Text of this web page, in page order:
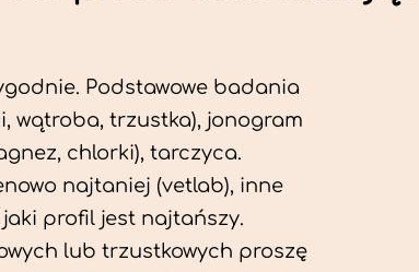
Podstawowe badania
wątroba, trzustka), jonogram
chlorki), tarczyca.
najtaniej (vetlab), inne
profil jest najtańszy.
lub trzustkowych proszę